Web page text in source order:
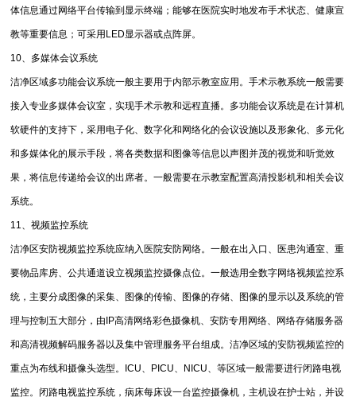
体信息通过网络平台传输到显示终端；能够在医院实时地发布手术状态、健康宣
教等重要信息；可采用LED显示器或点阵屏。
10、多媒体会议系统
洁净区域多功能会议系统一般主要用于内部示教室应用。手术示教系统一般需要
接入专业多媒体会议室，实现手术示教和远程直播。多功能会议系统是在计算机
软硬件的支持下，采用电子化、数字化和网络化的会议设施以及形象化、多元化
和多媒体化的展示手段，将各类数据和图像等信息以声图并茂的视觉和听觉效
果，将信息传递给会议的出席者。一般需要在示教室配置高清投影机和相关会议
系统。
11、视频监控系统
洁净区安防视频监控系统应纳入医院安防网络。一般在出入口、医患沟通室、重
要物品库房、公共通道设立视频监控摄像点位。一般选用全数字网络视频监控系
统，主要分成图像的采集、图像的传输、图像的存储、图像的显示以及系统的管
理与控制五大部分，由IP高清网络彩色摄像机、安防专用网络、网络存储服务器
和高清视频解码服务器以及集中管理服务平台组成。洁净区域的安防视频监控的
重点为布线和摄像头选型。ICU、PICU、NICU、等区域一般需要进行闭路电视
监控。闭路电视监控系统，病床每床设一台监控摄像机，主机设在护士站，并设